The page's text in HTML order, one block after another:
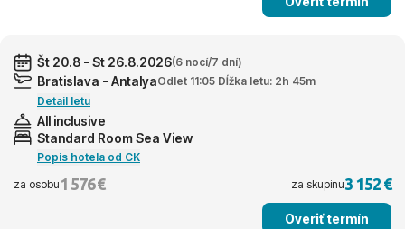
Št 20.8 - St 26.8.2026(6 nocí/7 dní)
Bratislava - AntalyaOdlet 11:05 Dĺžka letu: 2h 45m
Detail letu
All inclusive
Standard Room Sea View
Popis hotela od CK
za osobu 1 576 € za skupinu3 152 €
Overiť termín